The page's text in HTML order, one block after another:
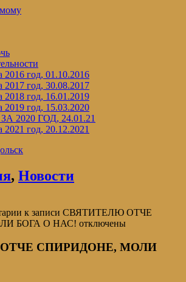
2016 год, 01.10.2016
2017 год, 30.08.2017
2018 год, 16.01.2019
2019 год, 15.03.2020
2020 ГОД, 24.01.21
2021 год, 20.12.2021
, Новости
к записи СВЯТИТЕЛЮ ОТЧЕ
БОГА О НАС! отключены
СПИРИДОНЕ, МОЛИ